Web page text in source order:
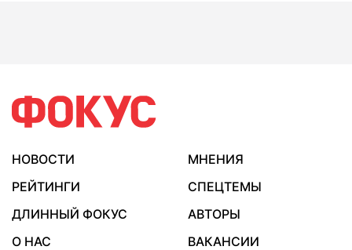
НОВОСТИ
МНЕНИЯ
РЕЙТИНГИ
СПЕЦТЕМЫ
ДЛИННЫЙ ФОКУС
АВТОРЫ
О НАС
ВАКАНСИИ